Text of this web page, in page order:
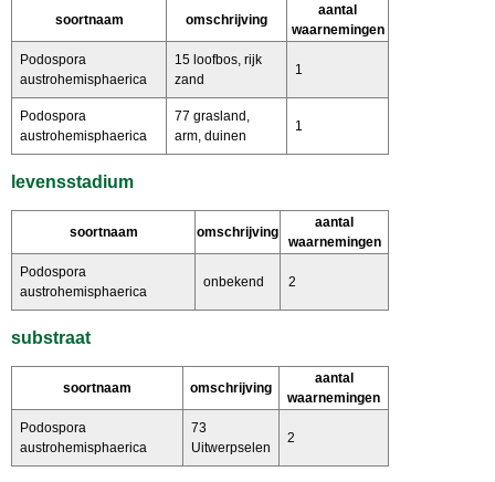
soortnaam omschrijving
aantal
waarnemingen
Podospora
austrohemisphaerica
15 loofbos, rijk
zand
1
Podospora
austrohemisphaerica
77 grasland,
arm, duinen
1
levensstadium
soortnaam omschrijving
aantal
waarnemingen
Podospora
austrohemisphaerica
onbekend 2
substraat
soortnaam omschrijving
aantal
waarnemingen
Podospora
austrohemisphaerica
73
Uitwerpselen
2